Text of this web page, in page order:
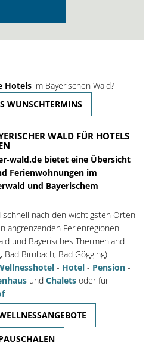
Hotels im Bayerischen Wald?
WUNSCHTERMINS
WALD FÜR HOTELS
wald.de bietet eine Übersicht
Ferienwohnungen im
und Bayerischem
nach den wichtigsten Orten
angrenzenden Ferienregionen
und Bayerisches Thermenland
Bad Birnbach, Bad Gögging)
- Hotel - Pension -
und Chaletsoder für